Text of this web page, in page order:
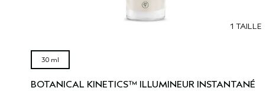
1 TAILLE
30 ml
BOTANICAL KINETICS™ ILLUMINEUR INSTANTANÉ